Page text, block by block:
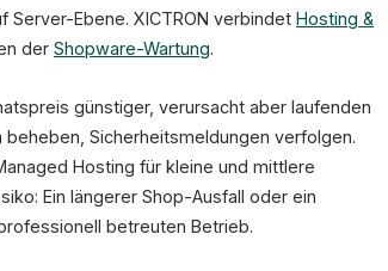
Ebene. XICTRON verbindet Hosting &
der Shopware-Wartung.
günstiger, verursacht aber laufenden
Sicherheitsmeldungen verfolgen.
Hosting für kleine und mittlere
Ein längerer Shop-Ausfall oder ein
betreuten Betrieb.